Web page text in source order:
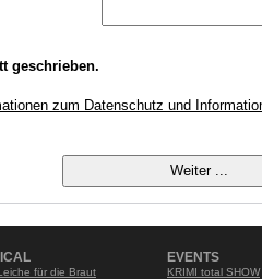
geschrieben.
zum Datenschutz und
für die Braut
EVENTS
KRIMI total SHOW